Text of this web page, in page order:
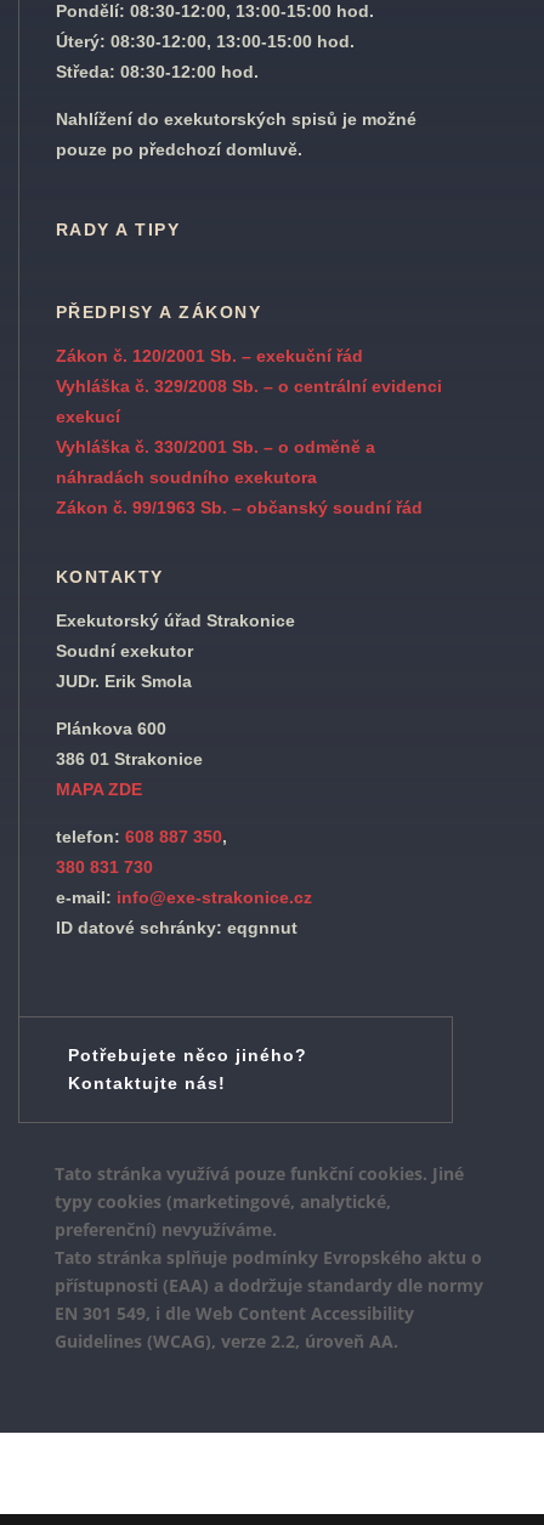
Pondělí: 08:30-12:00, 13:00-15:00 hod.
Úterý: 08:30-12:00, 13:00-15:00 hod.
Středa: 08:30-12:00 hod.
Nahlížení do exekutorských spisů je možné
pouze po předchozí domluvě.
RADY A TIPY
PŘEDPISY A ZÁKONY
Zákon č. 120/2001 Sb. – exekuční řád
Vyhláška č. 329/2008 Sb. – o centrální evidenci
exekucí
Vyhláška č. 330/2001 Sb. – o odměně a
náhradách soudního exekutora
Zákon č. 99/1963 Sb. – občanský soudní řád
KONTAKTY
Exekutorský úřad Strakonice
Soudní exekutor
JUDr. Erik Smola
Plánkova 600
386 01 Strakonice
MAPA ZDE
telefon: 608 887 350,
380 831 730
e-mail: info@exe-strakonice.cz
ID datové schránky: eqgnnut
Potřebujete něco jiného?
Kontaktujte nás!
Tato stránka využívá pouze funkční cookies. Jiné
typy cookies (marketingové, analytické,
preferenční) nevyužíváme.
Tato stránka splňuje podmínky Evropského aktu o
přístupnosti (EAA) a dodržuje standardy dle normy
EN 301 549, i dle Web Content Accessibility
Guidelines (WCAG), verze 2.2, úroveň AA.